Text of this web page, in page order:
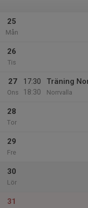
25
Mån
26
Tis
27
Ons
17:30
18:30
Träning
Norrvalla
28
Tor
29
Fre
30
Lör
31